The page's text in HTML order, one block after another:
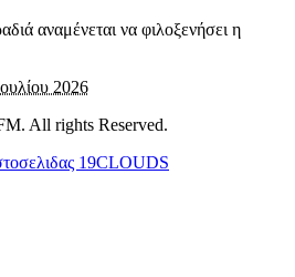
αναμένεται να φιλοξενήσει η
2026
All rights Reserved.
19CLOUDS